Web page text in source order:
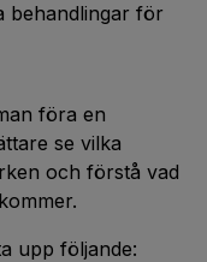
behandlingar för
föra en
se vilka
och förstå vad
upp följande: